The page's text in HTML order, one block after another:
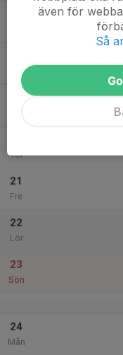
20:00
Veteran
Tor
21
Fre
22
Lör
23
Sön
24
Mån
även för
Så